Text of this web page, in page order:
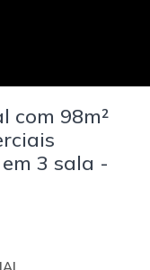
com 98m²
3 sala -